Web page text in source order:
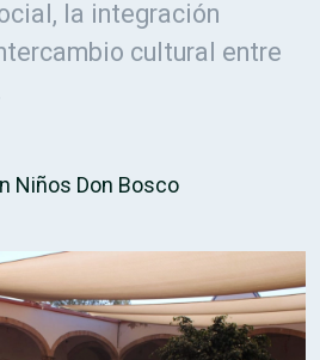
la integración
cultural entre
Niños Don Bosco